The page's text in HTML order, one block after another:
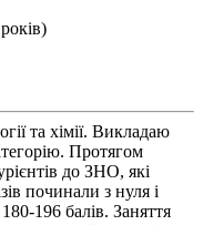
та хімії. Викладаю
Протягом
до ЗНО, які
починали з нуля і
196 балів. Заняття